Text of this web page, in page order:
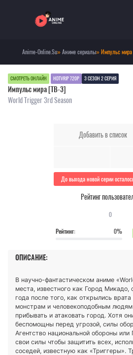
Anime-Online.Su»Аниме сериалы» Импульс
СМОТРЕТЬ ОНЛАЙН HDTVRIP 720P 3 СЕЗОН 2 СЕРИЯ
Импульс мира [ТВ-3]
World Trigger 3rd Season
Добавить в список
До выхода новой серии
Рейтинг
0
Рейтинг:
0%
ОПИСАНИЕ:
В научно-фантастическом аниме
места, известного как Город Микадо,
года после того, как открылись
монстрам и человекоподобным
прибывать и атаковать город. Хотя
беспомощны перед угрозой, силы
Агентство национальной обороны или
свои силы чтобы защитить всех,
соседей, известную как «Триггеры».